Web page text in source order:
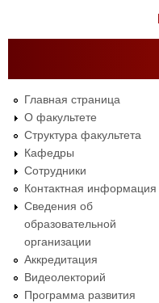
Главная страница
О факультете
Структура факультета
Кафедры
Сотрудники
Контактная информация
Сведения об
образовательной
организации
Аккредитация
Видеолекторий
Программа развития